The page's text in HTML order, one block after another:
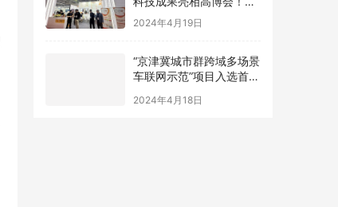
力高等教育提质增效
2024年4月19日
“京津冀城市群跨域多场景
车联网示范”项目入选首都
2024年4月18日